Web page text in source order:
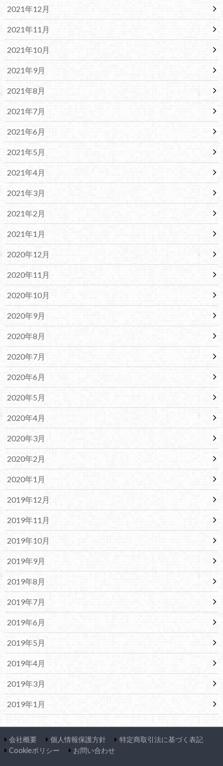
2021年12月
2021年11月
2021年10月
2021年9月
2021年8月
2021年7月
2021年6月
2021年5月
2021年4月
2021年3月
2021年2月
2021年1月
2020年12月
2020年11月
2020年10月
2020年9月
2020年8月
2020年7月
2020年6月
2020年5月
2020年4月
2020年3月
2020年2月
2020年1月
2019年12月
2019年11月
2019年10月
2019年9月
2019年8月
2019年7月
2019年6月
2019年5月
2019年4月
2019年3月
2019年1月
会社概要 個人情報保護方針
特定商取引法に基づく表記
Cookieポリシー
お問い合わせ